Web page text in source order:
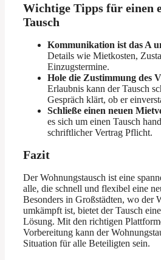
Wichtige Tipps für einen
Tausch
Kommunikation ist das A
Details wie Mietkosten,
Einzugstermine.
Hole die Zustimmung des
Erlaubnis kann der Tausch
Gespräch klärt, ob er
Schließe einen neuen
es sich um einen Tausch
schriftlicher Vertrag Pflicht.
Fazit
Der Wohnungstausch ist eine
alle, die schnell und flexibel eine
Besonders in Großstädten, wo der
umkämpft ist, bietet der Tausch
Lösung. Mit den richtigen
Vorbereitung kann der
Situation für alle Beteiligten sein.